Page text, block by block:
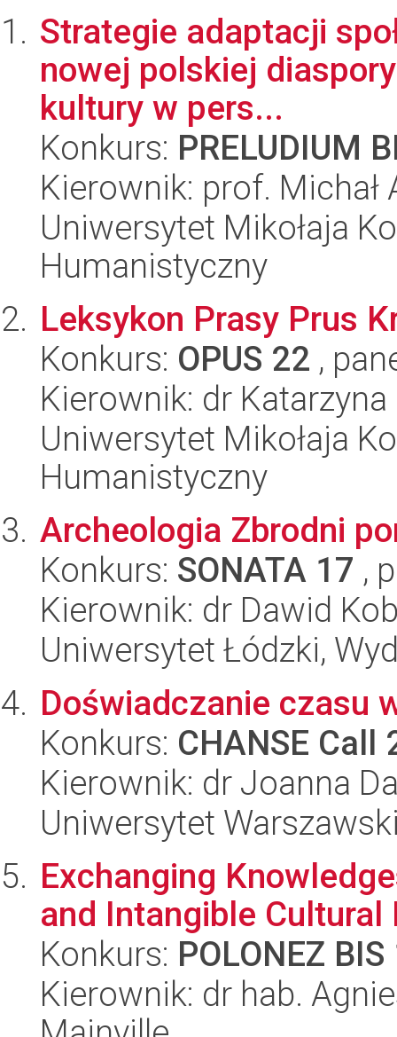
Strategie adaptacji
nowej polskiej
kultury w pers...
Konkurs: PRELUDIUM
Kierownik: prof. Michał
Uniwersytet Mikołaja
Humanistyczny
Leksykon Prasy Prus
Konkurs: OPUS 22 ,
Kierownik: dr
Uniwersytet Mikołaja
Humanistyczny
Archeologia Zbrodni
Konkurs: SONATA 17 ,
Kierownik: dr Dawid
Uniwersytet Łódzki,
Doświadczanie czasu
Konkurs: CHANSE Call
Kierownik: dr Joanna
Uniwersytet
Exchanging
and Intangible
Konkurs: POLONEZ BIS
Kierownik: dr hab.